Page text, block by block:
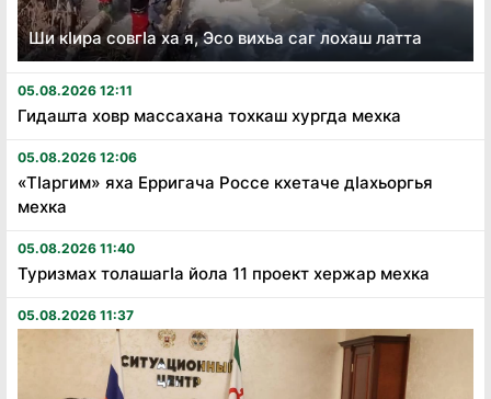
Ши кӏира совгӏа ха я, Эсо вихьа саг лохаш латта
05.08.2026 12:11
Гидашта ховр массахана тохкаш хургда мехка
05.08.2026 12:06
«Тӏаргим» яха Ерригача Россе кхетаче дӏахьоргья
мехка
05.08.2026 11:40
Туризмах толашагӏа йола 11 проект хержар мехка
05.08.2026 11:37